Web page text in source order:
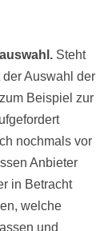
Steht
Auswahl der
Beispiel zur
nochmals vor
Anbieter
in Betracht
welche
und